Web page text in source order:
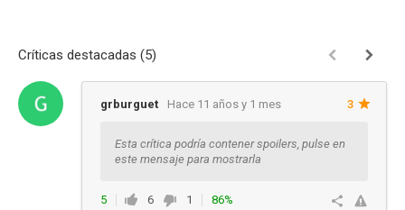
Críticas destacadas (5)
grburguet Hace 11 años y 1 mes 3
Esta crítica podría contener spoilers, pulse en
este mensaje para mostrarla
5 6 1
86%